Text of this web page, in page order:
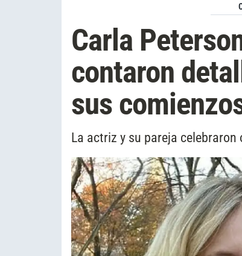
Carla
contaron
sus
La actriz y su pareja